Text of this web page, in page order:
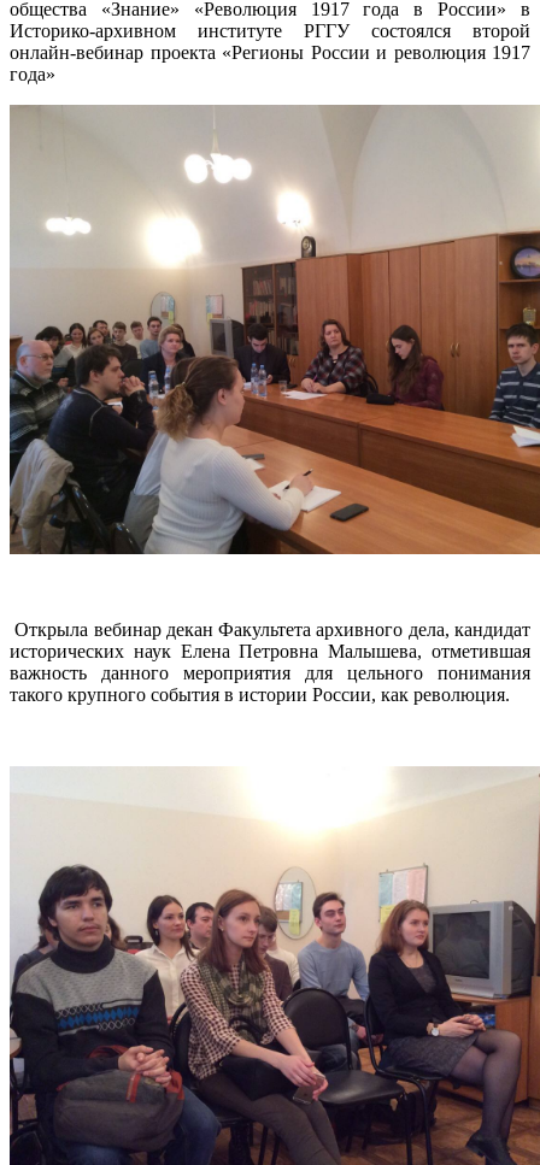
общества «Знание» «Революция 1917 года в России» в
Историко-архивном институте РГГУ состоялся второй
онлайн-вебинар проекта «Регионы России и революция 1917
года»
Открыла вебинар декан Факультета архивного дела, кандидат
исторических наук Елена Петровна Малышева, отметившая
важность данного мероприятия для цельного понимания
такого крупного события в истории России, как революция.